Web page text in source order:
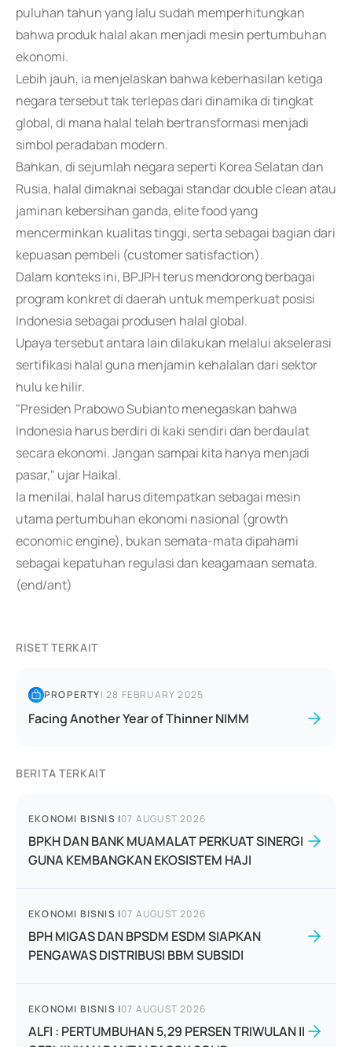
puluhan tahun yang lalu sudah memperhitungkan
bahwa produk halal akan menjadi mesin pertumbuhan
ekonomi.
Lebih jauh, ia menjelaskan bahwa keberhasilan ketiga
negara tersebut tak terlepas dari dinamika di tingkat
global, di mana halal telah bertransformasi menjadi
simbol peradaban modern.
Bahkan, di sejumlah negara seperti Korea Selatan dan
Rusia, halal dimaknai sebagai standar double clean atau
jaminan kebersihan ganda, elite food yang
mencerminkan kualitas tinggi, serta sebagai bagian dari
kepuasan pembeli (customer satisfaction).
Dalam konteks ini, BPJPH terus mendorong berbagai
program konkret di daerah untuk memperkuat posisi
Indonesia sebagai produsen halal global.
Upaya tersebut antara lain dilakukan melalui akselerasi
sertifikasi halal guna menjamin kehalalan dari sektor
hulu ke hilir.
"Presiden Prabowo Subianto menegaskan bahwa
Indonesia harus berdiri di kaki sendiri dan berdaulat
secara ekonomi. Jangan sampai kita hanya menjadi
pasar," ujar Haikal.
Ia menilai, halal harus ditempatkan sebagai mesin
utama pertumbuhan ekonomi nasional (growth
economic engine), bukan semata-mata dipahami
sebagai kepatuhan regulasi dan keagamaan semata.
(end/ant)
RISET TERKAIT
PROPERTY|28 FEBRUARY 2025
Facing Another Year of Thinner NIMM
BERITA TERKAIT
EKONOMI BISNIS |07 AUGUST 2026
BPKH DAN BANK MUAMALAT PERKUAT SINERGI
GUNA KEMBANGKAN EKOSISTEM HAJI
EKONOMI BISNIS |07 AUGUST 2026
BPH MIGAS DAN BPSDM ESDM SIAPKAN
PENGAWAS DISTRIBUSI BBM SUBSIDI
EKONOMI BISNIS |07 AUGUST 2026
ALFI : PERTUMBUHAN 5,29 PERSEN TRIWULAN II